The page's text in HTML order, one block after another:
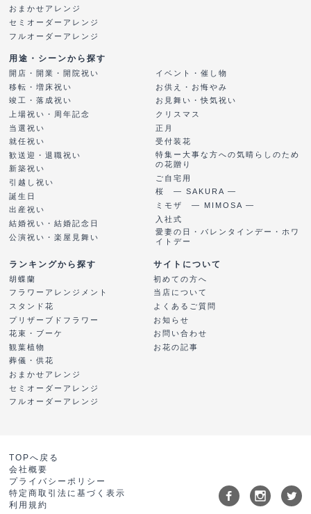
おまかせアレンジ
セミオーダーアレンジ
フルオーダーアレンジ
用途・シーンから探す
開店・開業・開院祝い
移転・増床祝い
竣工・落成祝い
上場祝い・周年記念
当選祝い
就任祝い
歓送迎・退職祝い
新築祝い
引越し祝い
誕生日
出産祝い
結婚祝い・結婚記念日
公演祝い・楽屋見舞い
イベント・催し物
お供え・お悔やみ
お見舞い・快気祝い
クリスマス
正月
受付装花
特集ー大事な方への気晴らしのため
の花贈り
ご自宅用
桜 ― SAKURA ―
ミモザ ― MIMOSA ―
入社式
愛妻の日・バレンタインデー・ホワ
イトデー
ランキングから探す
胡蝶蘭
フラワーアレンジメント
スタンド花
プリザーブドフラワー
花束・ブーケ
観葉植物
葬儀・供花
おまかせアレンジ
セミオーダーアレンジ
フルオーダーアレンジ
サイトについて
初めての方へ
当店について
よくあるご質問
お知らせ
お問い合わせ
お花の記事
TOPへ戻る
会社概要
プライバシーポリシー
特定商取引法に基づく表示
利用規約